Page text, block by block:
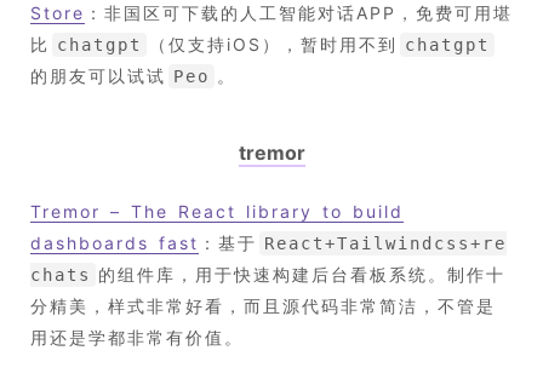
Store ：非国区可下载的人工智能对话APP，免费可用堪
比
chatgpt （仅支持iOS），暂时用不到 chatgpt
的朋友可以试试 Peo 。
tremor
Tremor – The React library to build
dashboards fast ：基于 React+Tailwindcss+re
chats
的组件库，用于快速构建后台看板系统。制作十
分精美，样式非常好看，而且源代码非常简洁，不管是
用还是学都非常有价值。